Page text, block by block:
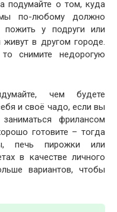
подумайте о том, куда
по-любому должно
у подруги или
в другом городе.
снимите недорогую
чем будете
и своё чадо, если вы
фрилансом
готовите – тогда
печь пирожки или
в качестве личного
вариантов, чтобы